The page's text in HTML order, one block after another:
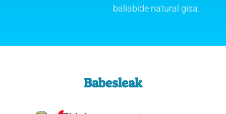
baliabide natural gisa.
Babesleak